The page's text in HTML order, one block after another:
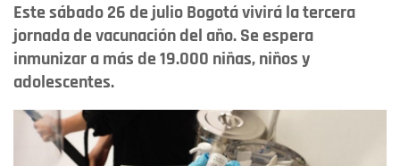
Este sábado 26 de julio Bogotá vivirá la tercera
jornada de vacunación del año. Se espera
inmunizar a más de 19.000 niñas, niños y
adolescentes.